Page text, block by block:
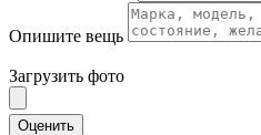
Опишите вещь
Загрузить фото
Оценить